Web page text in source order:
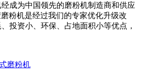
成为中国领先的磨粉机制造商和供应
粉机是经过我们的专家优化升级改
投资小、环保、占地面积小等优点，